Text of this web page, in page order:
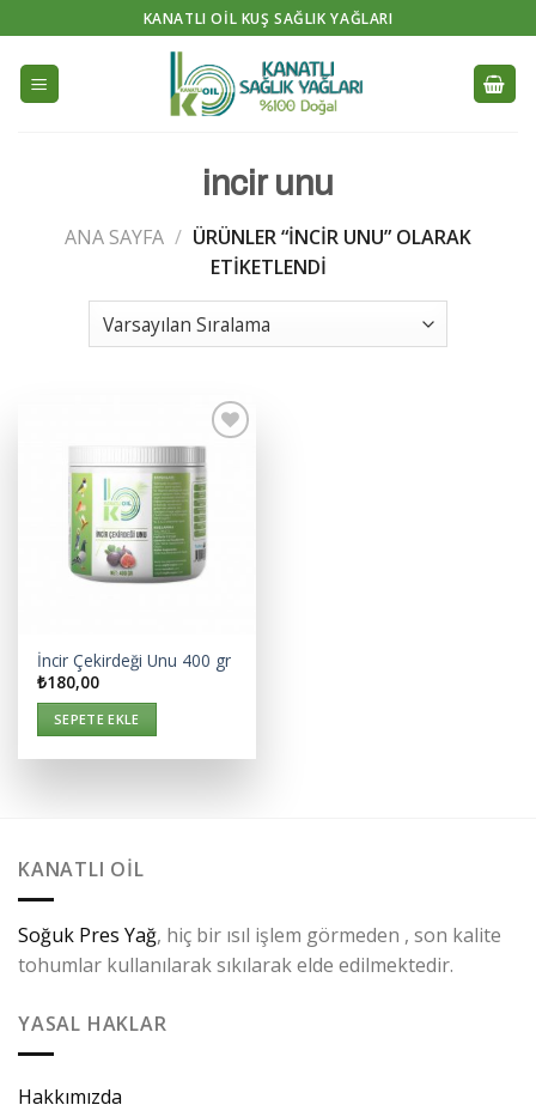
to
content
KANATLI OIL KUŞ SAĞLIK YAĞLARI
incir unu
ANA SAYFA / ÜRÜNLER “INCIR UNU” OLARAK
ETIKETLENDI
İstek
Listeme
Ekle
İncir Çekirdeği Unu 400 gr
₺180,00
SEPETE EKLE
KANATLI OIL
Soğuk Pres Yağ, hiç bir ısıl işlem görmeden , son kalite
tohumlar kullanılarak sıkılarak elde edilmektedir.
YASAL HAKLAR
Hakkımızda